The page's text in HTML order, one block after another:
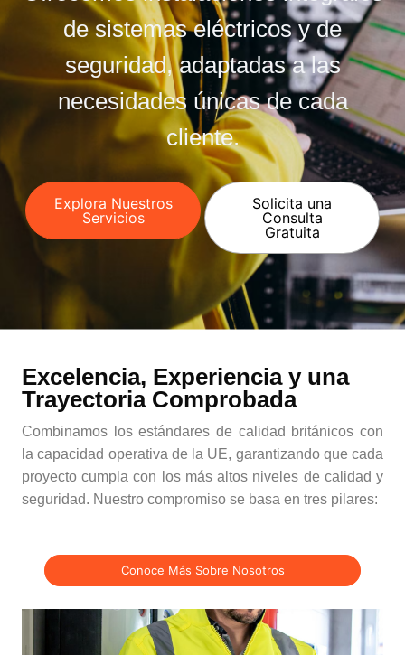
de sistemas eléctricos y de
seguridad, adaptadas a las
necesidades únicas de cada
cliente.
Explora Nuestros
Servicios
Solicita una
Consulta
Gratuita
Excelencia, Experiencia y una
Trayectoria Comprobada
Combinamos los estándares de calidad británicos con
la capacidad operativa de la UE, garantizando que cada
proyecto cumpla con los más altos niveles de calidad y
seguridad. Nuestro compromiso se basa en tres pilares:
Conoce Más Sobre Nosotros